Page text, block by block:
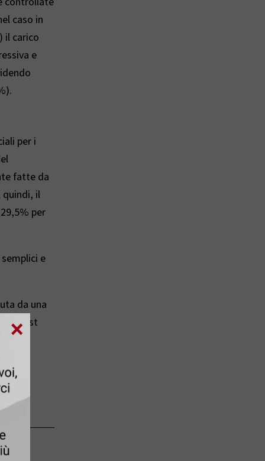
caso in
il carico
e
per i
fatte da
quindi, il
per
e
da una
il trust
×